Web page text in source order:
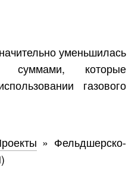
уменьшилась
которые
газового
» Фельдшерско-